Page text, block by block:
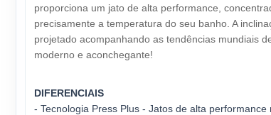
proporciona um jato de alta performance,
precisamente a temperatura do seu banho. A
projetado acompanhando as tendências mundiais
moderno e aconchegante!
DIFERENCIAIS
- Tecnologia Press Plus - Jatos de alta performance